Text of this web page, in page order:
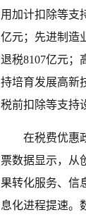
用加计扣除等支
亿元；先进制造
退税8107亿元；
持培育发展高新
税前扣除等支持
在税费优惠
票数据显示，从
果转化服务、信
息化进程提速。